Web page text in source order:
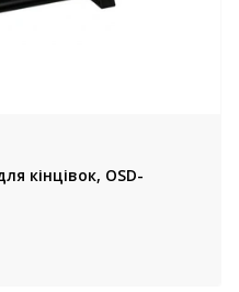
кінцівок, OSD-